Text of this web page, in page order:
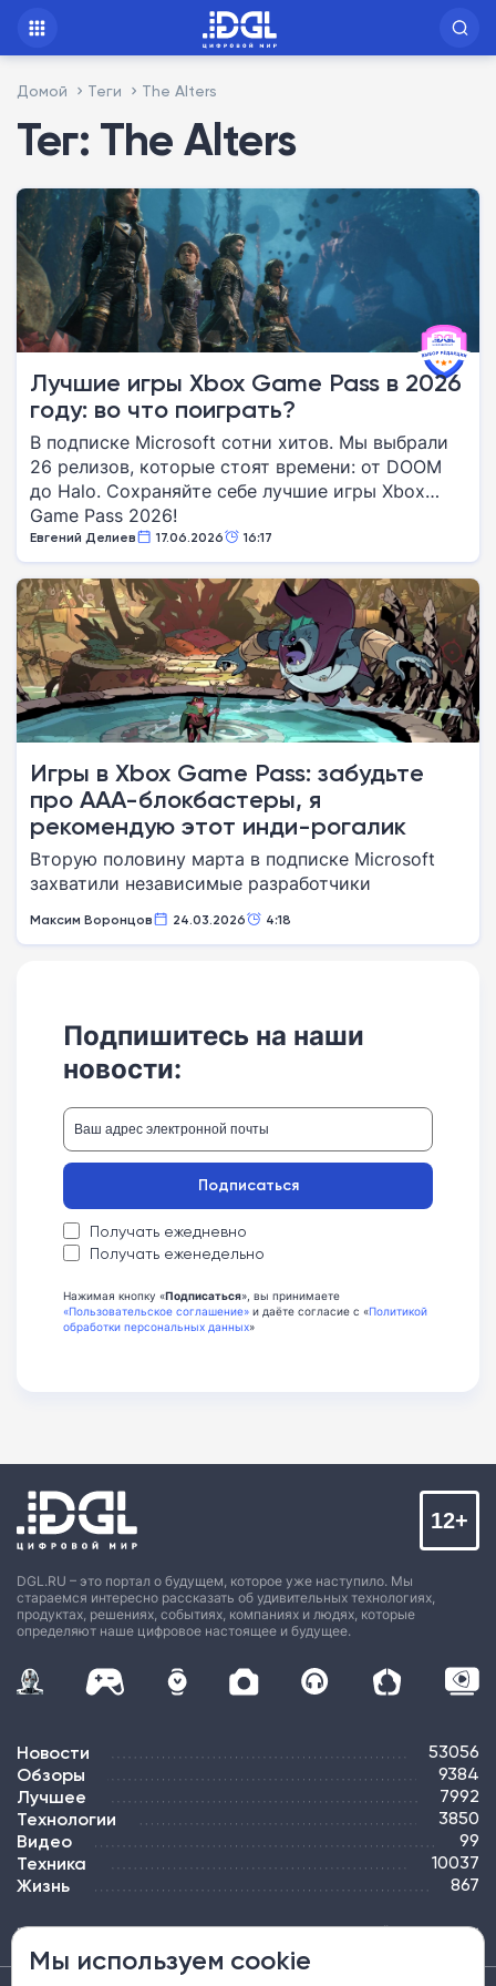
Домой Теги The Alters
Тег: The Alters
Лучшие игры Xbox Game Pass в 2026
году: во что поиграть?
В подписке Microsoft сотни хитов. Мы выбрали
26 релизов, которые стоят времени: от DOOM
до Halo. Сохраняйте себе лучшие игры Xbox
Game Pass 2026!
Евгений Делиев 17.06.2026 16:17
Игры в Xbox Game Pass: забудьте
про AAA-блокбастеры, я
рекомендую этот инди-рогалик
Вторую половину марта в подписке Microsoft
захватили независимые разработчики
Максим Воронцов 24.03.2026 4:18
Подпишитесь на наши
новости:
Получать ежедневно
Получать еженедельно
Подписаться
Нажимая кнопку «Подписаться», вы принимаете
«Пользовательское соглашение» и даёте согласие с «Политикой
обработки персональных данных»
DGL.RU – это портал о будущем, которое уже наступило. Мы
стараемся интересно рассказать об удивительных технологиях,
продуктах, решениях, событиях, компаниях и людях, которые
определяют наше цифровое настоящее и будущее.
12+
Новости 53056
Обзоры 9384
Лучшее 7992
Технологии 3850
Видео 99
Техника 10037
Жизнь 867
ПОДПИСКА РЕКЛАМА КОНТАКТЫ КАРТА САЙТА ТЭГИ
Мы используем cookie